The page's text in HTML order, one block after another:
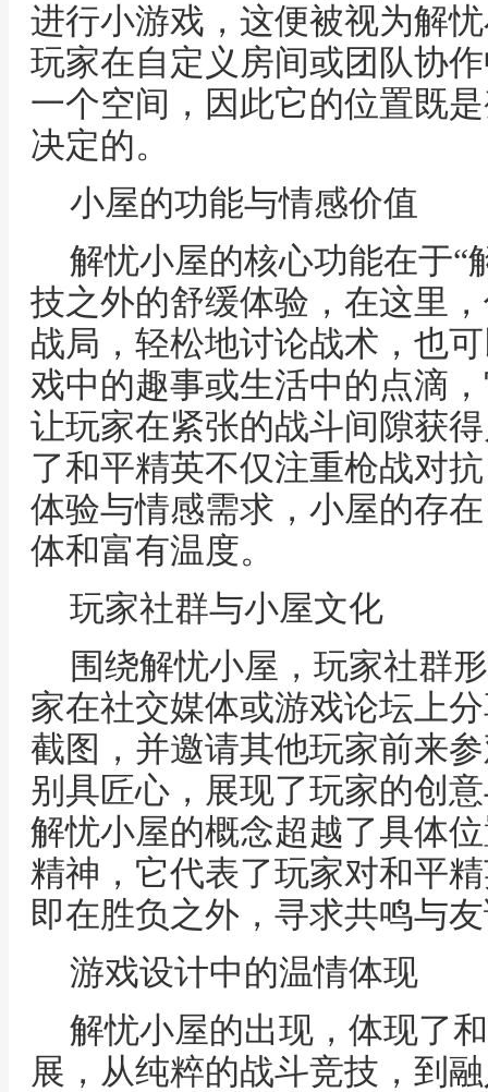
进行小游戏，这便被视为解
玩家在自定义房间或团队协
一个空间，因此它的位置既
决定的。
小屋的功能与情感价值
解忧小屋的核心功能在于“
技之外的舒缓体验，在这里
战局，轻松地讨论战术，也
戏中的趣事或生活中的点滴
让玩家在紧张的战斗间隙获
了和平精英不仅注重枪战对
体验与情感需求，小屋的存
体和富有温度。
玩家社群与小屋文化
围绕解忧小屋，玩家社群
家在社交媒体或游戏论坛上
截图，并邀请其他玩家前来
别具匠心，展现了玩家的创
解忧小屋的概念超越了具体
精神，它代表了玩家对和平
即在胜负之外，寻求共鸣与
游戏设计中的温情体现
解忧小屋的出现，体现了
展，从纯粹的战斗竞技，到